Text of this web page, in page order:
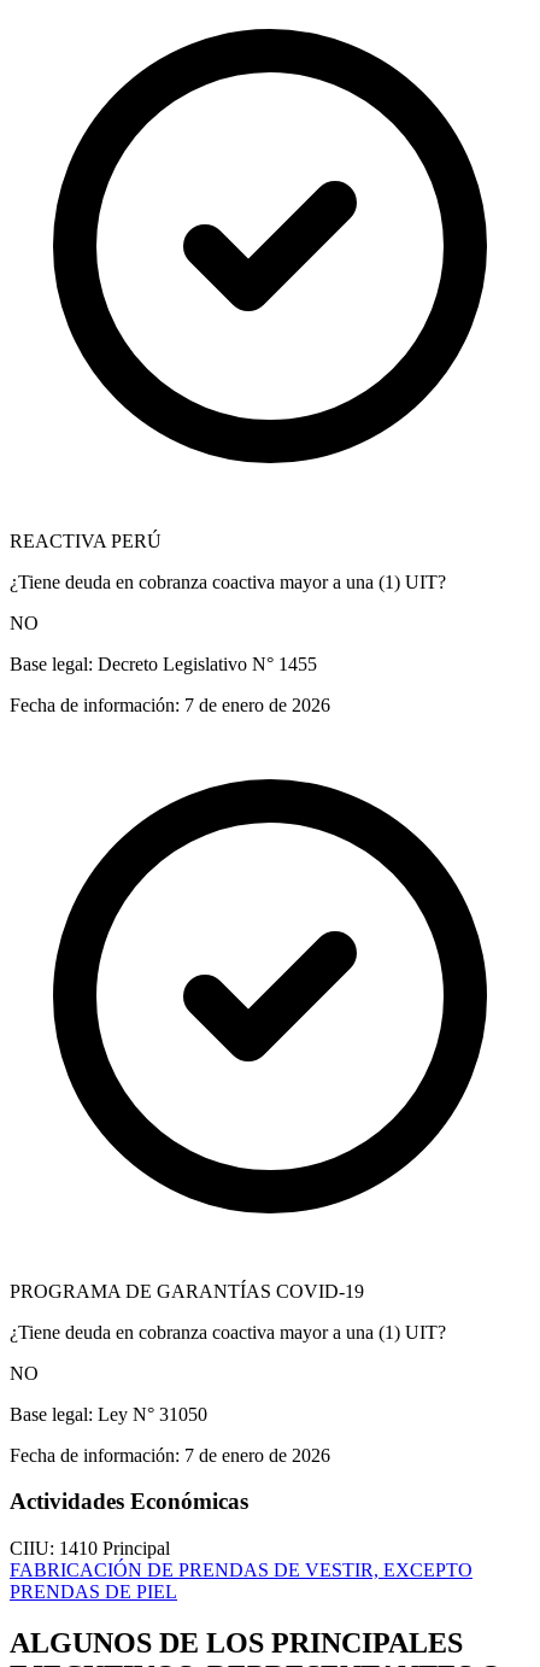
REACTIVA PERÚ
¿Tiene deuda en cobranza coactiva mayor a una (1) UIT?
NO
Base legal: Decreto Legislativo N° 1455
Fecha de información: 7 de enero de 2026
PROGRAMA DE GARANTÍAS COVID-19
¿Tiene deuda en cobranza coactiva mayor a una (1) UIT?
NO
Base legal: Ley N° 31050
Fecha de información: 7 de enero de 2026
Actividades Económicas
CIIU: 1410 Principal
FABRICACIÓN DE PRENDAS DE VESTIR, EXCEPTO
PRENDAS DE PIEL
ALGUNOS DE LOS PRINCIPALES